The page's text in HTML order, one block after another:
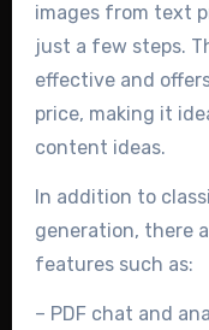
images from text
just a few steps.
effective and
price, making it
content ideas.
In addition to
generation, there
features such as:
– PDF chat and